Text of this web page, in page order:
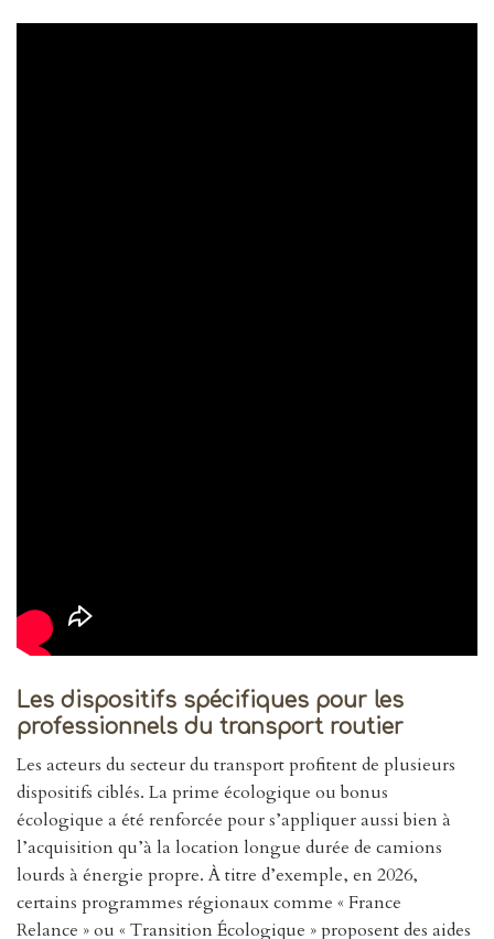
Les dispositifs spécifiques pour les
professionnels du transport routier
Les acteurs du secteur du transport profitent de plusieurs
dispositifs ciblés. La prime écologique ou bonus
écologique a été renforcée pour s’appliquer aussi bien à
l’acquisition qu’à la location longue durée de camions
lourds à énergie propre. À titre d’exemple, en 2026,
certains programmes régionaux comme « France
Relance » ou « Transition Écologique » proposent des aides